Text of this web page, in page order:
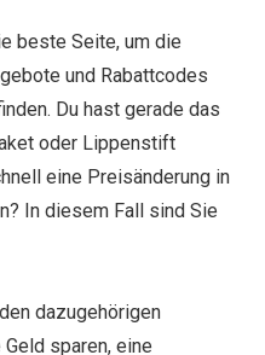
beste Seite, um die
und Rabattcodes
Du hast gerade das
oder Lippenstift
eine Preisänderung in
In diesem Fall sind Sie
dazugehörigen
sparen, eine